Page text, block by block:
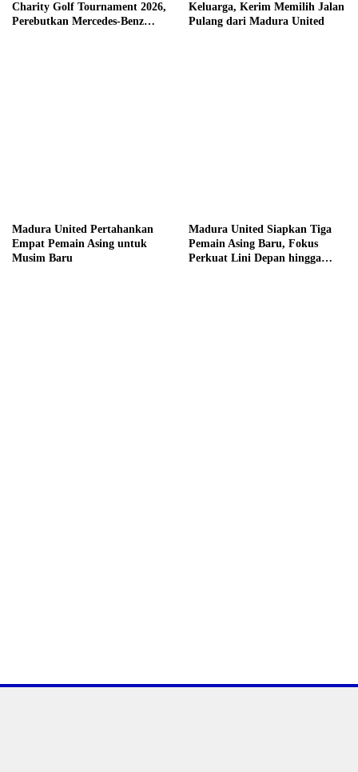
Charity Golf Tournament 2026,
Perebutkan Mercedes-Benz
Keluarga, Kerim Memilih Jalan
Pulang dari Madura United
Madura United Pertahankan
Empat Pemain Asing untuk
Musim Baru
Madura United Siapkan Tiga
Pemain Asing Baru, Fokus
Perkuat Lini Depan hingga